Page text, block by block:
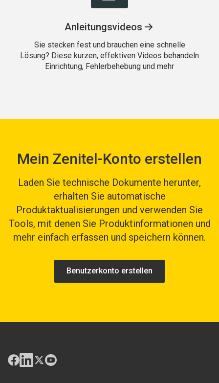
Anleitungsvideos
Sie stecken fest und brauchen eine schnelle
Lösung? Diese kurzen, effektiven Videos behandeln
Einrichtung, Fehlerbehebung und mehr
Mein Zenitel-Konto erstellen
Laden Sie technische Dokumente herunter,
erhalten Sie automatische
Produktaktualisierungen und verwenden Sie
Tools, mit denen Sie Produktinformationen und
mehr einfach erfassen und speichern können.
Benutzerkonto erstellen